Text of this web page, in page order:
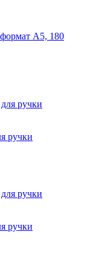
А5, 180
ручки
ручки